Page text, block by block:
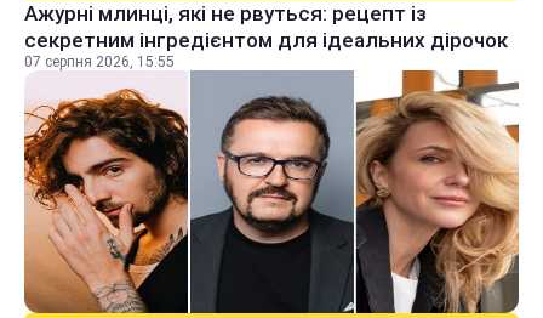
Ажурні млинці, які не рвуться: рецепт із
секретним інгредієнтом для ідеальних дірочок
07 серпня 2026, 15:55